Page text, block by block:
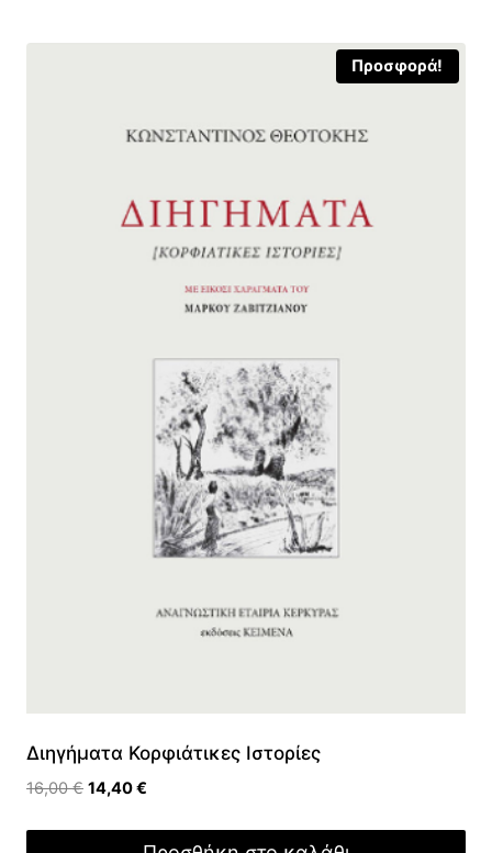
Προσφορά!
Διηγήματα Κορφιάτικες Ιστορίες
16,00€ Original
14,40€